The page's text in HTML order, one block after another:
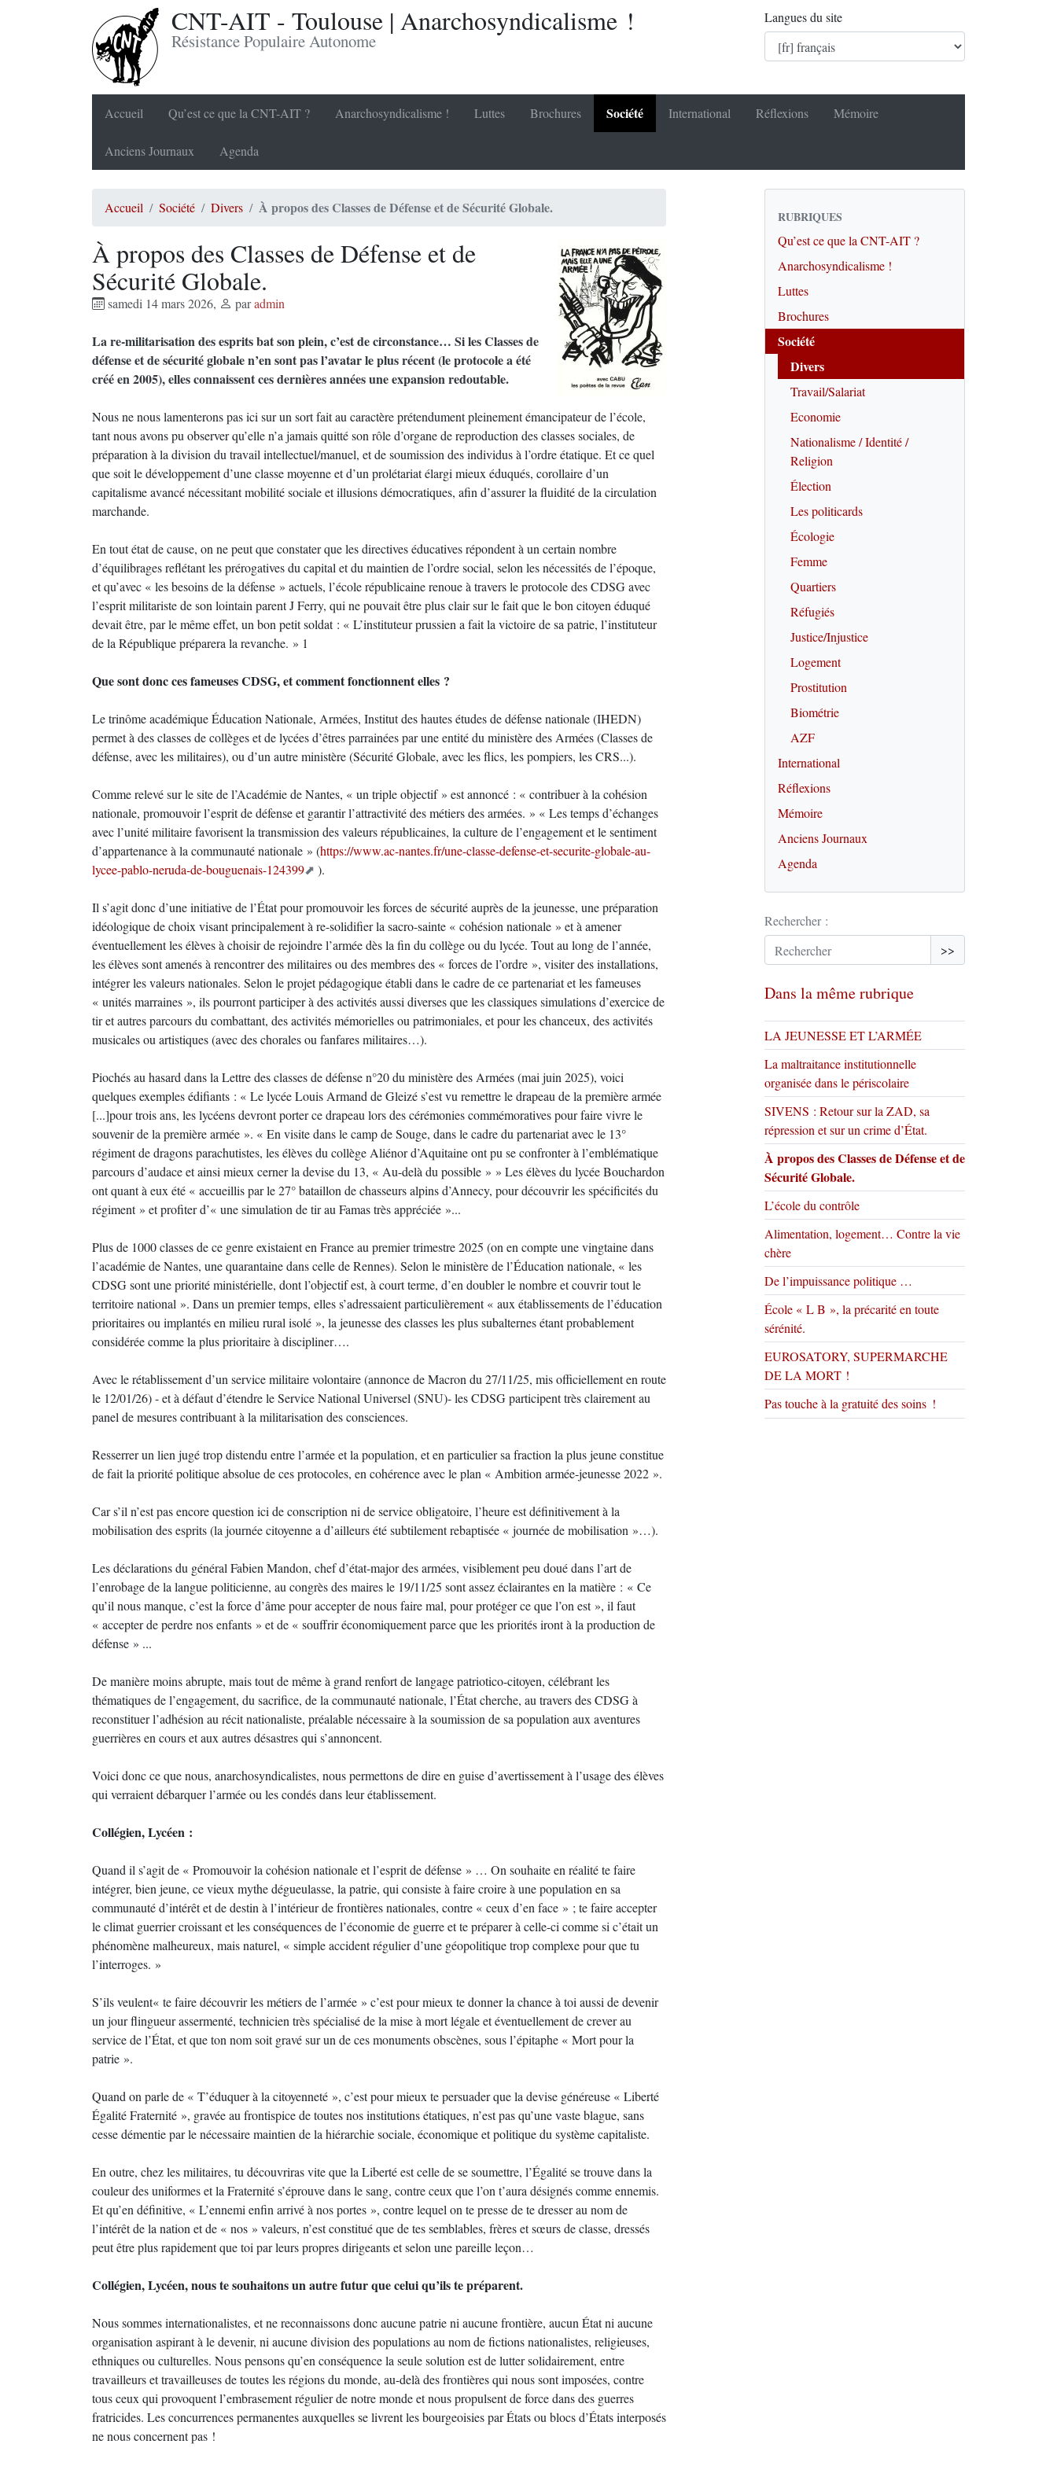
CNT-AIT - Toulouse | Anarchosyndicalisme !
Résistance Populaire Autonome
Langues du site
Accueil Qu’est ce que la CNT-AIT ? Anarchosyndicalisme ! Luttes Brochures Société International Réflexions Mémoire
Anciens Journaux Agenda
Accueil Société Divers À propos des Classes de Défense et de Sécurité Globale.
À propos des Classes de Défense et de
Sécurité Globale.
samedi 14 mars 2026, paradmin
La re-militarisation des esprits bat son plein, c’est de circonstance… Si les Classes de
défense et de sécurité globale n’en sont pas l’avatar le plus récent (le protocole a été
créé en 2005), elles connaissent ces dernières années une expansion redoutable.
Nous ne nous lamenterons pas ici sur un sort fait au caractère prétendument pleinement émancipateur de l’école,
tant nous avons pu observer qu’elle n’a jamais quitté son rôle d’organe de reproduction des classes sociales, de
préparation à la division du travail intellectuel/manuel, et de soumission des individus à l’ordre étatique. Et ce quel
que soit le développement d’une classe moyenne et d’un prolétariat élargi mieux éduqués, corollaire d’un
capitalisme avancé nécessitant mobilité sociale et illusions démocratiques, afin d’assurer la fluidité de la circulation
marchande.
En tout état de cause, on ne peut que constater que les directives éducatives répondent à un certain nombre
d’équilibrages reflétant les prérogatives du capital et du maintien de l’ordre social, selon les nécessités de l’époque,
et qu’avec « les besoins de la défense » actuels, l’école républicaine renoue à travers le protocole des CDSG avec
l’esprit militariste de son lointain parent J Ferry, qui ne pouvait être plus clair sur le fait que le bon citoyen éduqué
devait être, par le même effet, un bon petit soldat : « L’instituteur prussien a fait la victoire de sa patrie, l’instituteur
de la République préparera la revanche. » 1
Que sont donc ces fameuses CDSG, et comment fonctionnent elles ?
Le trinôme académique Éducation Nationale, Armées, Institut des hautes études de défense nationale (IHEDN)
permet à des classes de collèges et de lycées d’êtres parrainées par une entité du ministère des Armées (Classes de
défense, avec les militaires), ou d’un autre ministère (Sécurité Globale, avec les flics, les pompiers, les CRS...).
Comme relevé sur le site de l’Académie de Nantes, « un triple objectif » est annoncé : « contribuer à la cohésion
nationale, promouvoir l’esprit de défense et garantir l’attractivité des métiers des armées. » « Les temps d’échanges
avec l’unité militaire favorisent la transmission des valeurs républicaines, la culture de l’engagement et le sentiment
d’appartenance à la communauté nationale » (https://www.ac-nantes.fr/une-classe-defense-et-securite-globale-au-
lycee-pablo-neruda-de-bouguenais-124399
).
Il s’agit donc d’une initiative de l’État pour promouvoir les forces de sécurité auprès de la jeunesse, une préparation
idéologique de choix visant principalement à re-solidifier la sacro-sainte « cohésion nationale » et à amener
éventuellement les élèves à choisir de rejoindre l’armée dès la fin du collège ou du lycée. Tout au long de l’année,
les élèves sont amenés à rencontrer des militaires ou des membres des « forces de l’ordre », visiter des installations,
intégrer les valeurs nationales. Selon le projet pédagogique établi dans le cadre de ce partenariat et les fameuses
« unités marraines », ils pourront participer à des activités aussi diverses que les classiques simulations d’exercice de
tir et autres parcours du combattant, des activités mémorielles ou patrimoniales, et pour les chanceux, des activités
musicales ou artistiques (avec des chorales ou fanfares militaires…).
Piochés au hasard dans la Lettre des classes de défense n°20 du ministère des Armées (mai juin 2025), voici
quelques exemples édifiants : « Le lycée Louis Armand de Gleizé s’est vu remettre le drapeau de la première armée
[...]pour trois ans, les lycéens devront porter ce drapeau lors des cérémonies commémoratives pour faire vivre le
souvenir de la première armée ». « En visite dans le camp de Souge, dans le cadre du partenariat avec le 13°
régiment de dragons parachutistes, les élèves du collège Aliénor d’Aquitaine ont pu se confronter à l’emblématique
parcours d’audace et ainsi mieux cerner la devise du 13, « Au-delà du possible » » Les élèves du lycée Bouchardon
ont quant à eux été « accueillis par le 27° bataillon de chasseurs alpins d’Annecy, pour découvrir les spécificités du
régiment » et profiter d’« une simulation de tir au Famas très appréciée »...
Plus de 1000 classes de ce genre existaient en France au premier trimestre 2025 (on en compte une vingtaine dans
l’académie de Nantes, une quarantaine dans celle de Rennes). Selon le ministère de l’Éducation nationale, « les
CDSG sont une priorité ministérielle, dont l’objectif est, à court terme, d’en doubler le nombre et couvrir tout le
territoire national ». Dans un premier temps, elles s’adressaient particulièrement « aux établissements de l’éducation
prioritaires ou implantés en milieu rural isolé », la jeunesse des classes les plus subalternes étant probablement
considérée comme la plus prioritaire à discipliner….
Avec le rétablissement d’un service militaire volontaire (annonce de Macron du 27/11/25, mis officiellement en route
le 12/01/26) - et à défaut d’étendre le Service National Universel (SNU)- les CDSG participent très clairement au
panel de mesures contribuant à la militarisation des consciences.
Resserrer un lien jugé trop distendu entre l’armée et la population, et en particulier sa fraction la plus jeune constitue
de fait la priorité politique absolue de ces protocoles, en cohérence avec le plan « Ambition armée-jeunesse 2022 ».
Car s’il n’est pas encore question ici de conscription ni de service obligatoire, l’heure est définitivement à la
mobilisation des esprits (la journée citoyenne a d’ailleurs été subtilement rebaptisée « journée de mobilisation »…).
Les déclarations du général Fabien Mandon, chef d’état-major des armées, visiblement peu doué dans l’art de
l’enrobage de la langue politicienne, au congrès des maires le 19/11/25 sont assez éclairantes en la matière : « Ce
qu’il nous manque, c’est la force d’âme pour accepter de nous faire mal, pour protéger ce que l’on est », il faut
« accepter de perdre nos enfants » et de « souffrir économiquement parce que les priorités iront à la production de
défense » ...
De manière moins abrupte, mais tout de même à grand renfort de langage patriotico-citoyen, célébrant les
thématiques de l’engagement, du sacrifice, de la communauté nationale, l’État cherche, au travers des CDSG à
reconstituer l’adhésion au récit nationaliste, préalable nécessaire à la soumission de sa population aux aventures
guerrières en cours et aux autres désastres qui s’annoncent.
Voici donc ce que nous, anarchosyndicalistes, nous permettons de dire en guise d’avertissement à l’usage des élèves
qui verraient débarquer l’armée ou les condés dans leur établissement.
Collégien, Lycéen :
Quand il s’agit de « Promouvoir la cohésion nationale et l’esprit de défense » … On souhaite en réalité te faire
intégrer, bien jeune, ce vieux mythe dégueulasse, la patrie, qui consiste à faire croire à une population en sa
communauté d’intérêt et de destin à l’intérieur de frontières nationales, contre « ceux d’en face » ; te faire accepter
le climat guerrier croissant et les conséquences de l’économie de guerre et te préparer à celle-ci comme si c’était un
phénomène malheureux, mais naturel, « simple accident régulier d’une géopolitique trop complexe pour que tu
l’interroges. »
S’ils veulent« te faire découvrir les métiers de l’armée » c’est pour mieux te donner la chance à toi aussi de devenir
un jour flingueur assermenté, technicien très spécialisé de la mise à mort légale et éventuellement de crever au
service de l’État, et que ton nom soit gravé sur un de ces monuments obscènes, sous l’épitaphe « Mort pour la
patrie ».
Quand on parle de « T’éduquer à la citoyenneté », c’est pour mieux te persuader que la devise généreuse « Liberté
Égalité Fraternité », gravée au frontispice de toutes nos institutions étatiques, n’est pas qu’une vaste blague, sans
cesse démentie par le nécessaire maintien de la hiérarchie sociale, économique et politique du système capitaliste.
En outre, chez les militaires, tu découvriras vite que la Liberté est celle de se soumettre, l’Égalité se trouve dans la
couleur des uniformes et la Fraternité s’éprouve dans le sang, contre ceux que l’on t’aura désignés comme ennemis.
Et qu’en définitive, « L’ennemi enfin arrivé à nos portes », contre lequel on te presse de te dresser au nom de
l’intérêt de la nation et de « nos » valeurs, n’est constitué que de tes semblables, frères et sœurs de classe, dressés
peut être plus rapidement que toi par leurs propres dirigeants et selon une pareille leçon…
Collégien, Lycéen, nous te souhaitons un autre futur que celui qu’ils te préparent.
Nous sommes internationalistes, et ne reconnaissons donc aucune patrie ni aucune frontière, aucun État ni aucune
organisation aspirant à le devenir, ni aucune division des populations au nom de fictions nationalistes, religieuses,
ethniques ou culturelles. Nous pensons qu’en conséquence la seule solution est de lutter solidairement, entre
travailleurs et travailleuses de toutes les régions du monde, au-delà des frontières qui nous sont imposées, contre
tous ceux qui provoquent l’embrasement régulier de notre monde et nous propulsent de force dans des guerres
fratricides. Les concurrences permanentes auxquelles se livrent les bourgeoisies par États ou blocs d’États interposés
ne nous concernent pas !
RUBRIQUES
Qu’est ce que la CNT-AIT ?
Anarchosyndicalisme !
Luttes
Brochures
Société
Divers
Travail/Salariat
Economie
Nationalisme / Identité /
Religion
Élection
Les politicards
Écologie
Femme
Quartiers
Réfugiés
Justice/Injustice
Logement
Prostitution
Biométrie
AZF
International
Réflexions
Mémoire
Anciens Journaux
Agenda
Rechercher :
>>
Dans la même rubrique
LA JEUNESSE ET L’ARMÉE
La maltraitance institutionnelle
organisée dans le périscolaire
SIVENS : Retour sur la ZAD, sa
répression et sur un crime d’État.
À propos des Classes de Défense et de
Sécurité Globale.
L’école du contrôle
Alimentation, logement… Contre la vie
chère
De l’impuissance politique …
École « L B », la précarité en toute
sérénité.
EUROSATORY, SUPERMARCHE
DE LA MORT !
Pas touche à la gratuité des soins !